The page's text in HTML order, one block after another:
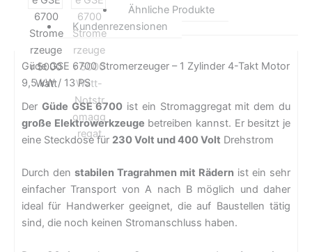
Ähnliche Produkte
Kundenrezensionen
Güde GSE 6700 Stromerzeuger – 1 Zylinder 4-Takt Motor
9,5 kW / 13 PS
Der Güde GSE 6700 ist ein Stromaggregat mit dem du
große Elektrowerkzeuge betreiben kannst. Er besitzt je
eine Steckdose für 230 Volt und 400 Volt Drehstrom
Durch den stabilen Tragrahmen mit Rädern ist ein sehr
einfacher Transport von A nach B möglich und daher
ideal für Handwerker geeignet, die auf Baustellen tätig
sind, die noch keinen Stromanschluss haben.